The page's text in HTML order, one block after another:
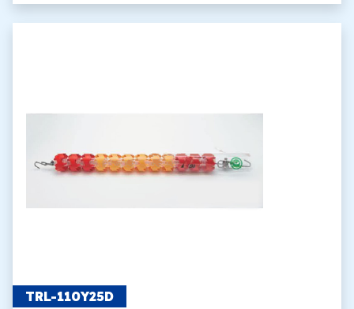
TRL-110Y25D